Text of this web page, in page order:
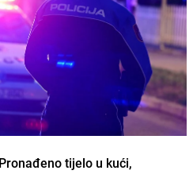
tijelo u kući,